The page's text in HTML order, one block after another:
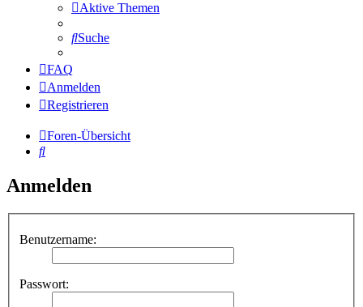
Aktive Themen
Suche
FAQ
Anmelden
Registrieren
Foren-Übersicht
Suche
Anmelden
Benutzername:
Passwort: